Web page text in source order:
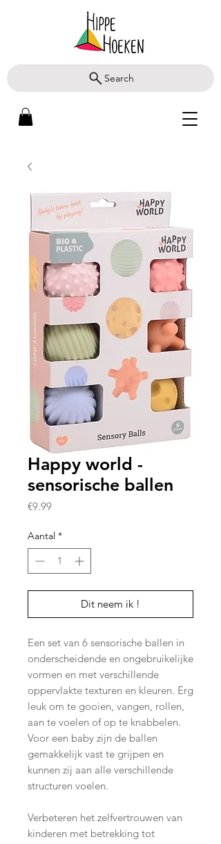
Search
Happy world -
sensorische ballen
€9.99Prijs
Aantal *
Dit neem ik !
Een set van 6 sensorische ballen in
onderscheidende en ongebruikelijke
vormen en met verschillende
oppervlakte texturen en kleuren. Erg
leuk om te gooien, vangen, rollen,
aan te voelen of op te knabbelen.
Voor een baby zijn de ballen
gemakkelijk vast te grijpen en
kunnen zij aan alle verschillende
structuren voelen.
Verbeteren het zelfvertrouwen van
kinderen met betrekking tot